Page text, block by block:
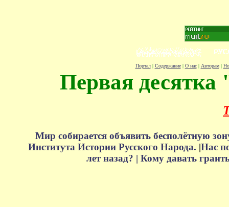
Портал| Содержание| О нас| Авторам|
Первая десятка
Мир собирается объявить бесполётную
Института Истории Русского Народа. |Нас
лет назад? | Кому давать